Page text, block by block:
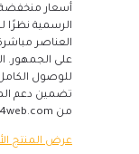
أسعار
الرسمية نظرًا
العناصر
على الجمهور.
للوصول
تضمين دعم
من mtm4web.com.
عرض المنتج